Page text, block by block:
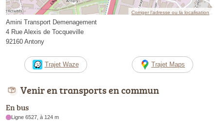
Corriger l’adresse ou la localisation
Amini Transport Demenagement
4 Rue Alexis de Tocqueville
92160 Antony
Trajet Waze Trajet Maps
Venir en transports en commun
En bus
Ligne 6527, à 124 m